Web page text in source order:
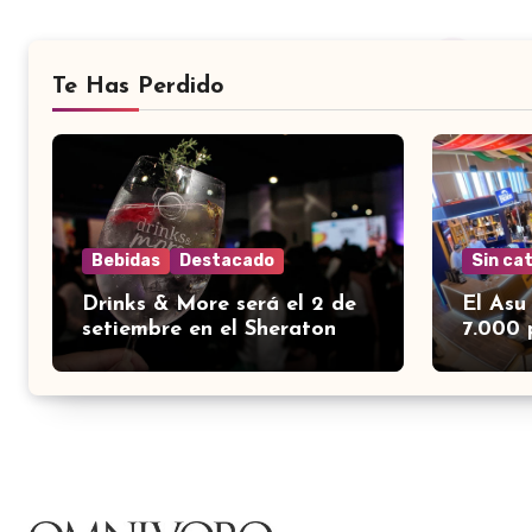
Te Has Perdido
Bebidas Destacado
Drinks & More será el 2 de
setiembre en el Sheraton
Sin
El
7.000